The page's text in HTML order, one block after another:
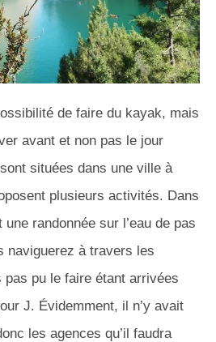
de faire du kayak, mais
avant et non pas le jour
situées dans une ville à
plusieurs activités. Dans
randonnée sur l’eau de pas
naviguerez à travers les
pas pu le faire étant arrivées
J. Évidemment, il n’y avait
les agences qu’il faudra